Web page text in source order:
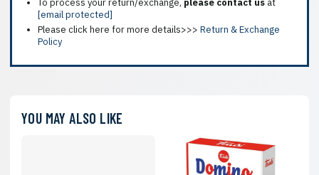
[email protected]
Please click here for more details>>> Return & Exchange
Policy
YOU MAY ALSO LIKE